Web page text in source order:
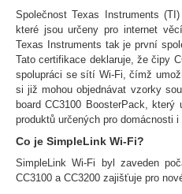
Společnost Texas Instruments
které jsou určeny pro internet
Texas Instruments tak je první
Tato certifikace deklaruje, že čipy
spolupráci se sítí Wi-Fi, čímž
si již mohou objednávat vzorky
board CC3100 BoosterPack, který
produktů určených pro domácnosti i
Co je SimpleLink Wi-Fi?
SimpleLink Wi-Fi byl zaveden
CC3100 a CC3200 zajišťuje pro